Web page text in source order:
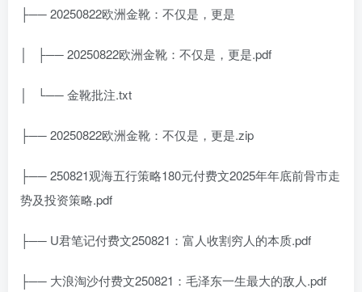
├── 20250822欧洲金靴：不仅是，更是
│ ├── 20250822欧洲金靴：不仅是，更是.pdf
│ └── 金靴批注.txt
├── 20250822欧洲金靴：不仅是，更是.zip
├── 250821观海五行策略180元付费文2025年年底前骨市走
势及投资策略.pdf
├── U君笔记付费文250821：富人收割穷人的本质.pdf
├── 大浪淘沙付费文250821：毛泽东一生最大的敌人.pdf